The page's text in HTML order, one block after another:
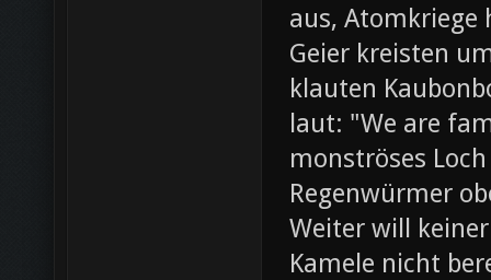
aus,
Geier kreisten
klauten
laut: "We are
monströses
Regenwürmer
Weiter will
Kamele nicht